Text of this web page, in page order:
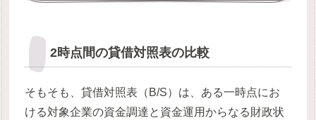
2時点間の貸借対照表の比較
そもそも、貸借対照表（B/S）は、ある一時点にお
ける対象企業の資金調達と資金運用からなる財政状